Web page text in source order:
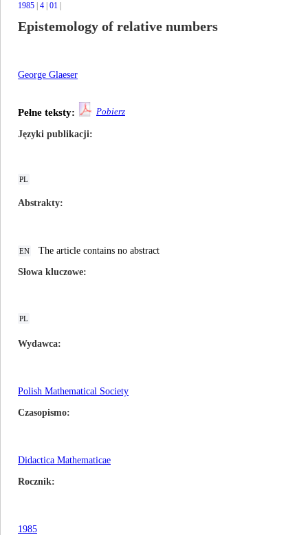
1985 4 01
Epistemology of relative numbers
George Glaeser
Pełne teksty: Pobierz
Języki publikacji
PL
Abstrakty
EN The article contains no abstract
Słowa kluczowe
PL
Wydawca
Polish Mathematical Society
Czasopismo
Didactica Mathematicae
Rocznik
1985